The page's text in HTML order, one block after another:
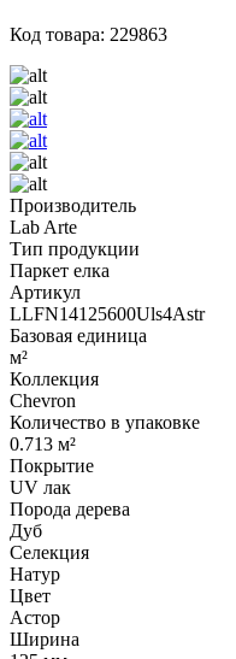
Код товара: 229863
Производитель
Lab Arte
Тип продукции
Паркет елка
Артикул
LLFN14125600Uls4Astr
Базовая единица
м²
Коллекция
Chevron
Количество в упаковке
0.713 м²
Покрытие
UV лак
Порода дерева
Дуб
Селекция
Натур
Цвет
Астор
Ширина